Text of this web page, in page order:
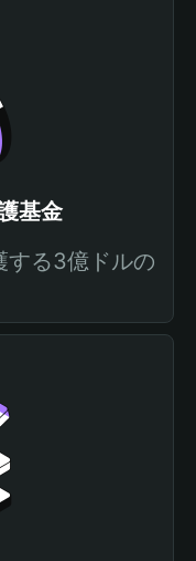
基金
する3億ドルの